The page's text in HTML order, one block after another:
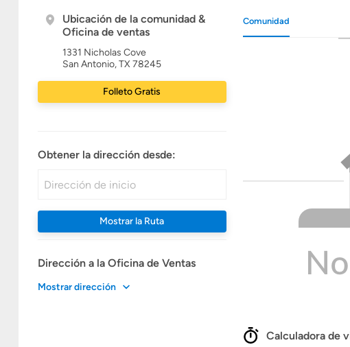
Ubicación de la comunidad &
Oficina de ventas
1331 Nicholas Cove
San Antonio, TX 78245
Folleto Gratis
Obtener la dirección desde:
Mostrar la Ruta
Dirección a la Oficina de Ventas
Mostrar dirección
Comunidad
Calculadora de